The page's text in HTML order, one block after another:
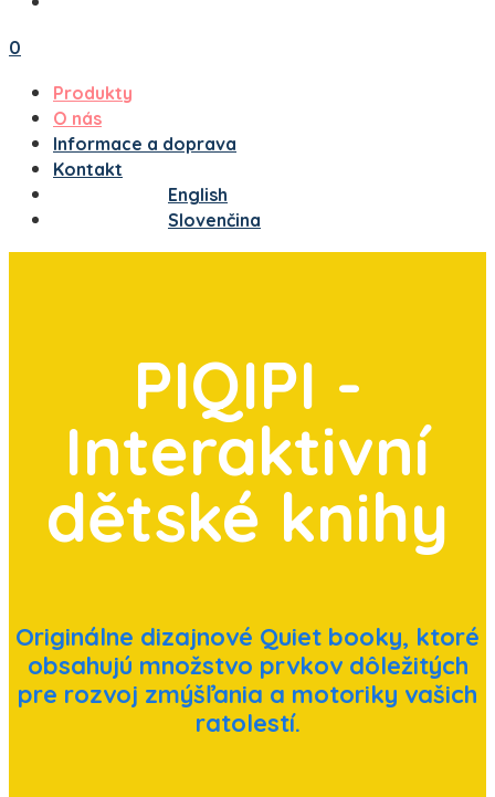
0
Produkty
O nás
Informace a doprava
Kontakt
English
Slovenčina
PIQIPI -
Interaktivní
dětské knihy
Originálne dizajnové Quiet booky, ktoré
obsahujú množstvo prvkov dôležitých
pre rozvoj zmýšľania a motoriky vašich
ratolestí.